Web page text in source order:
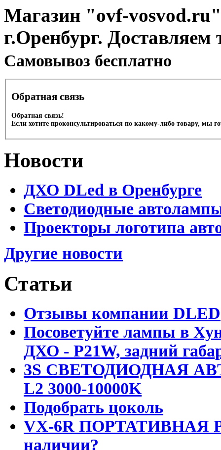
Магазин "ovf-vosvod.ru"
г.Оренбург.
Cамовывоз бесплатно
Обратная связь
Обратная связь!
Если хотите проконсультироваться по какому-либо товару, мы
Новости
ДХО DLed в Оренбурге
Светодиодные
Проекторы логотипа
Другие новости
Статьи
Отзывы компании DLED
Посоветуйте лампы в
ДХО - P21W, задний
3S СВЕТОДИОДНАЯ
L2 3000-10000K
Подобрать цоколь
VX-6R ПОРТАТИВНАЯ
наличии?